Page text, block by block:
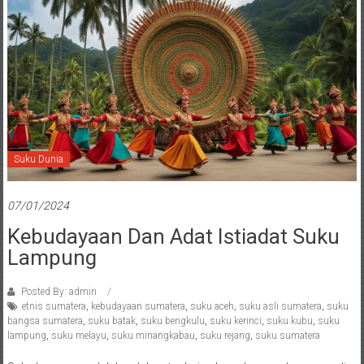
Suku Dunia
07/01/2024
Kebudayaan Dan Adat Istiadat Suku
Lampung
Posted By: admin
etnis sumatera, kebudayaan sumatera, suku aceh, suku asli sumatera, suku
bangsa sumatera, suku batak, suku bengkulu, suku kerinci, suku kubu, suku
lampung, suku melayu, suku minangkabau, suku rejang, suku sumatera